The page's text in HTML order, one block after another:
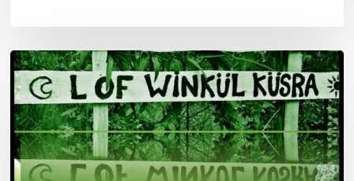
Lof
Winkül
Küsra
convoca
a